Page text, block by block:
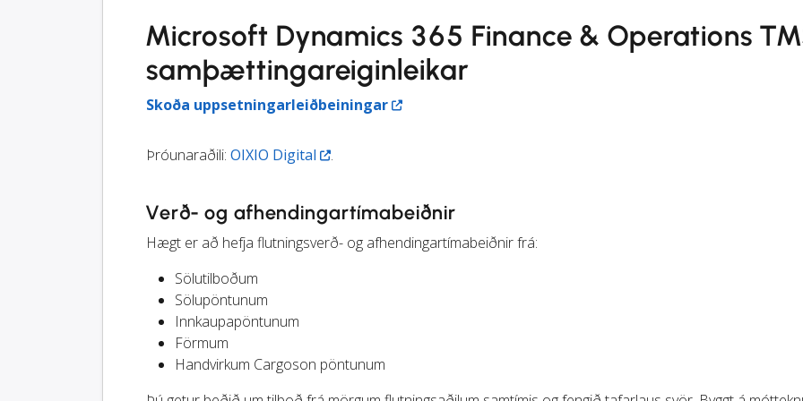
Microsoft Dynamics 365 Finance & Operations
samþættingareiginleikar
Skoða uppsetningarleiðbeiningar
Þróunaraðili: OIXIO Digital .
Verð- og afhendingartímabeiðnir
Hægt er að hefja flutningsverð- og afhendingartímabeiðnir frá:
Sölutilboðum
Sölupöntunum
Innkaupapöntunum
Förmum
Handvirkum Cargoson pöntunum